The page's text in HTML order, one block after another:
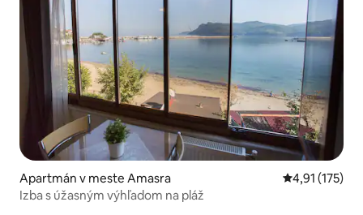
Apartmán v meste Amasra Priemerné
4,91 (175)
Izba s úžasným výhľadom na pláž